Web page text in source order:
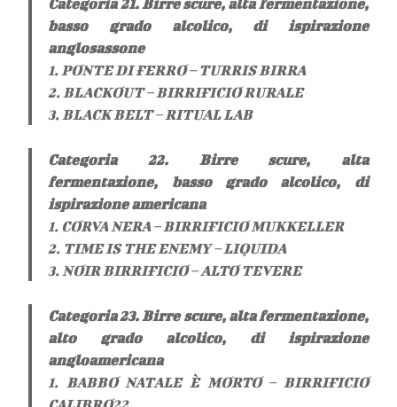
basso grado alcolico, di ispirazione
anglosassone
1. PONTE DI FERRO – TURRIS BIRRA
2. BLACKOUT – BIRRIFICIO RURALE
3. BLACK BELT – RITUAL LAB
Categoria 22. Birre scure, alta
fermentazione, basso grado alcolico, di
ispirazione americana
1. CORVA NERA – BIRRIFICIO MUKKELLER
2. TIME IS THE ENEMY – LIQUIDA
3. NOIR BIRRIFICIO – ALTO TEVERE
Categoria 23. Birre scure, alta fermentazione,
alto grado alcolico, di ispirazione
angloamericana
1. BABBO NATALE È MORTO – BIRRIFICIO